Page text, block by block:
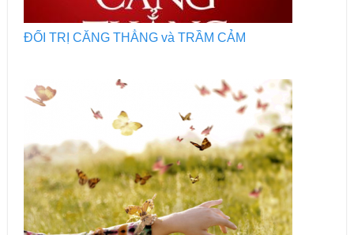
ĐỐI TRỊ CĂNG THẲNG và TRẦM CẢM